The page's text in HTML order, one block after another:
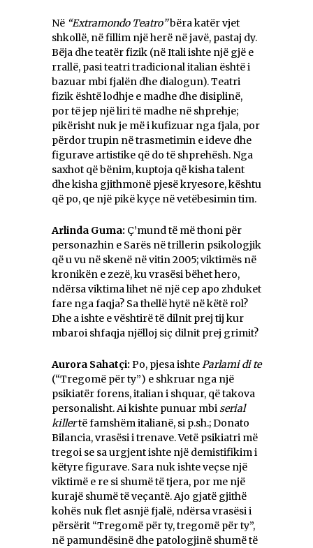
Në “Extramondo Teatro”bëra katër vjet
shkollë, në fillim një herë në javë, pastaj dy.
Bëja dhe teatër fizik (në Itali ishte një gjë e
rrallë, pasi teatri tradicional italian është i
bazuar mbi fjalën dhe dialogun). Teatri
fizik është lodhje e madhe dhe disiplinë,
por të jep një liri të madhe në shprehje;
pikërisht nuk je më i kufizuar nga fjala, por
përdor trupin në trasmetimin e ideve dhe
figurave artistike që do të shprehësh. Nga
saxhot që bënim, kuptoja që kisha talent
dhe kisha gjithmonë pjesë kryesore, kështu
që po, qe një pikë kyçe në vetëbesimin tim.
Arlinda Guma: Ç’mund të më thoni për
personazhin e Sarës në trillerin psikologjik
që u vu në skenë në vitin 2005; viktimës në
kronikën e zezë, ku vrasësi bëhet hero,
ndërsa viktima lihet në një cep apo zhduket
fare nga faqja? Sa thellë hytë në këtë rol?
Dhe a ishte e vështirë të dilnit prej tij kur
mbaroi shfaqja njëlloj siç dilnit prej grimit?
Aurora Sahatçi: Po, pjesa ishteParlami di te
(“Tregomë për ty”) e shkruar nga një
psikiatër forens, italian i shquar, që takova
personalisht. Ai kishte punuar mbiserial
killertë famshëm italianë, si p.sh.; Donato
Bilancia, vrasësi i trenave. Vetë psikiatri më
tregoi se sa urgjent ishte një demistifikim i
këtyre figurave. Sara nuk ishte veçse një
viktimë e re si shumë të tjera, por me një
kurajë shumë të veçantë. Ajo gjatë gjithë
kohës nuk flet asnjë fjalë, ndërsa vrasësi i
përsërit “Tregomë për ty, tregomë për ty”,
në pamundësinë dhe patologjinë shumë të